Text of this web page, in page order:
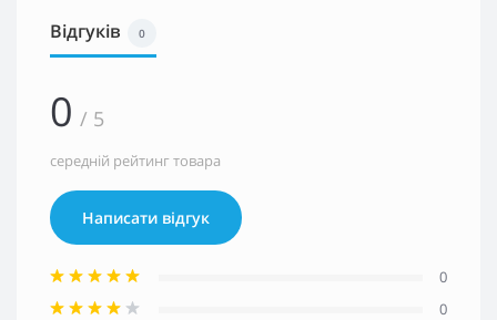
Відгуків 0
0 / 5
середній рейтинг товара
Написати відгук
0
0